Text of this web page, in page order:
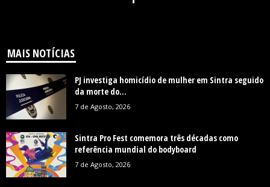
MAIS NOTÍCIAS
PJ investiga homicídio de mulher em Sintra seguido
da morte do...
7 de Agosto, 2026
Sintra Pro Fest comemora três décadas como
referência mundial do bodyboard
7 de Agosto, 2026